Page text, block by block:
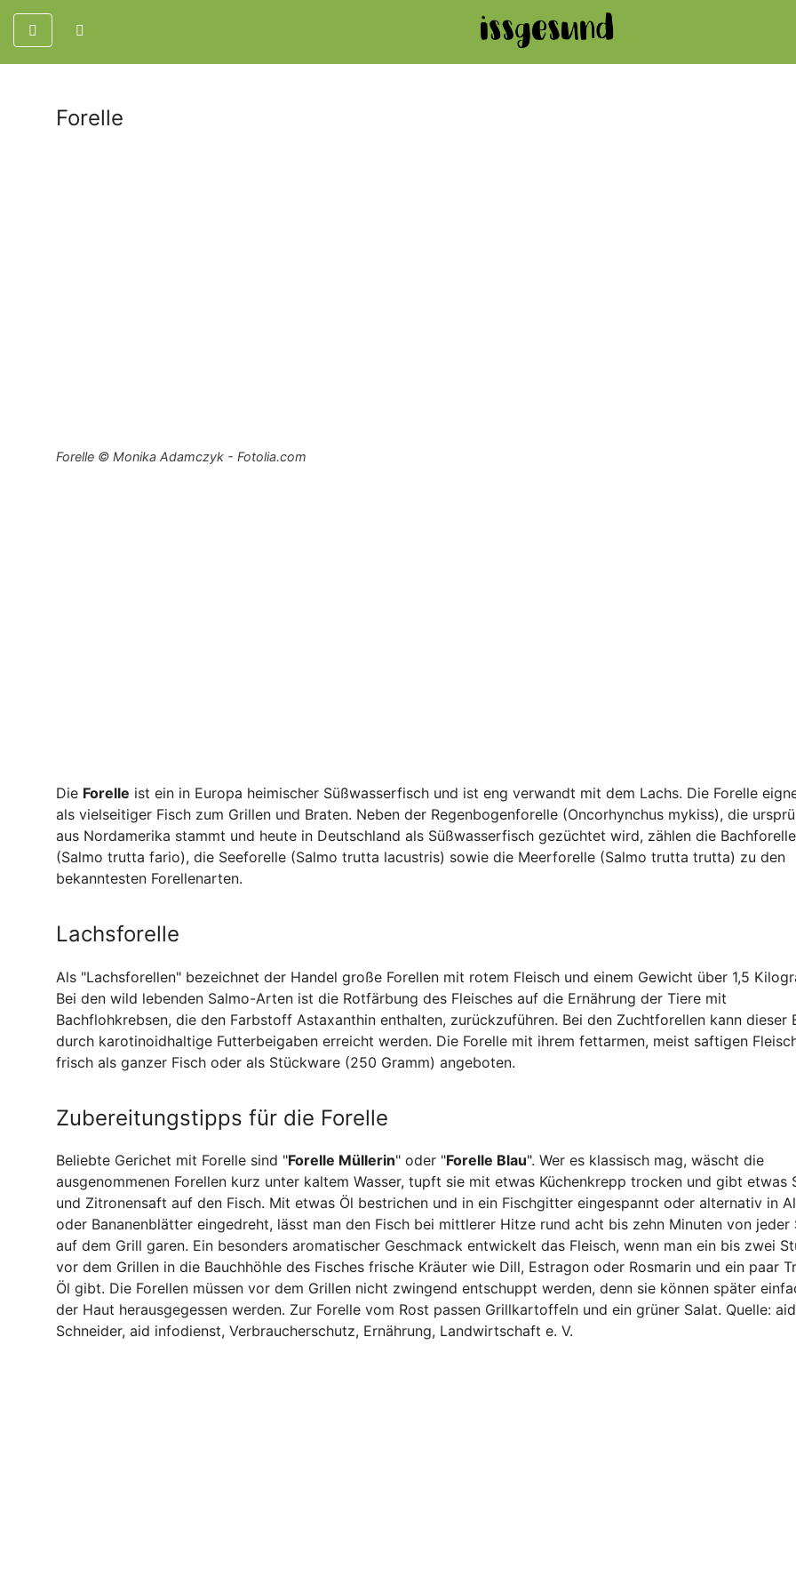
Forelle
Forelle © Monika Adamczyk - Fotolia.com
Die Forelle ist ein in Europa heimischer Süßwasserfisch und ist eng verwandt mit dem Lachs. Die Forelle
als vielseitiger Fisch zum Grillen und Braten. Neben der Regenbogenforelle (Oncorhynchus mykiss), die
aus Nordamerika stammt und heute in Deutschland als Süßwasserfisch gezüchtet wird, zählen die Bachforelle
(Salmo trutta fario), die Seeforelle (Salmo trutta lacustris) sowie die Meerforelle (Salmo trutta trutta) zu den
bekanntesten Forellenarten.
Lachsforelle
Als "Lachsforellen" bezeichnet der Handel große Forellen mit rotem Fleisch und einem Gewicht über 1,5
Bei den wild lebenden Salmo-Arten ist die Rotfärbung des Fleisches auf die Ernährung der Tiere mit
Bachflohkrebsen, die den Farbstoff Astaxanthin enthalten, zurückzuführen. Bei den Zuchtforellen kann dieser
durch karotinoidhaltige Futterbeigaben erreicht werden. Die Forelle mit ihrem fettarmen, meist saftigen
frisch als ganzer Fisch oder als Stückware (250 Gramm) angeboten.
Zubereitungstipps für die Forelle
Beliebte Gerichet mit Forelle sind "Forelle Müllerin" oder "Forelle Blau". Wer es klassisch mag, wäscht die
ausgenommenen Forellen kurz unter kaltem Wasser, tupft sie mit etwas Küchenkrepp trocken und gibt etwas
und Zitronensaft auf den Fisch. Mit etwas Öl bestrichen und in ein Fischgitter eingespannt oder alternativ in
oder Bananenblätter eingedreht, lässt man den Fisch bei mittlerer Hitze rund acht bis zehn Minuten von jeder
auf dem Grill garen. Ein besonders aromatischer Geschmack entwickelt das Fleisch, wenn man ein bis zwei
vor dem Grillen in die Bauchhöhle des Fisches frische Kräuter wie Dill, Estragon oder Rosmarin und ein paar
Öl gibt. Die Forellen müssen vor dem Grillen nicht zwingend entschuppt werden, denn sie können später
der Haut herausgegessen werden. Zur Forelle vom Rost passen Grillkartoffeln und ein grüner Salat. Quelle:
Schneider, aid infodienst, Verbraucherschutz, Ernährung, Landwirtschaft e. V.